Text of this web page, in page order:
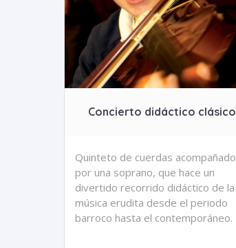
Concierto didáctico clásico
Quinteto de cuerdas acompañado
por una soprano, que hace un
divertido recorrido didáctico de la
música erudita desde el periodo
barroco hasta el contemporáneo.